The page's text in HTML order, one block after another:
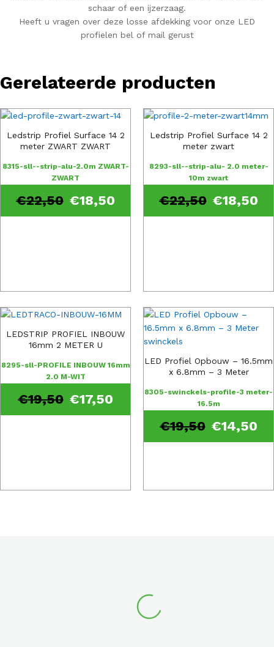
schaar of een ijzerzaag.
Heeft u vragen over deze losse afdekking voor onze LED
profielen bel of mail gerust
Gerelateerde producten
Ledstrip Profiel Surface 14 2
meter ZWART ZWART
8315-sll--strip-alu-2.0m ZWART-
ZWART
€18,50
€22,50
Ledstrip Profiel Surface 14 2
meter zwart
8293-sll--strip-alu- 2.0 meter-
10m zwart
€18,50
€22,50
LEDSTRIP PROFIEL INBOUW
16mm 2 METER U
8295-sll-PROFILE INBOUW 16mm
2.0 M-WIT
€17,50
€19,50
LED Profiel Opbouw – 16.5mm
x 6.8mm – 3 Meter
8305-swinckels-profile-3 meter-
16.5m
€14,50
€19,50